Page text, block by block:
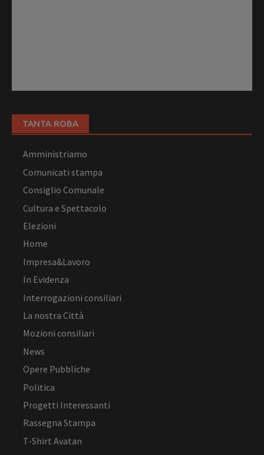
TANTA ROBA
Amministriamo
Comunicati stampa
Consiglio Comunale
Cultura e Spettacolo
Elezioni
Home
Impresa&Lavoro
In Evidenza
Interrogazioni consiliari
La nostra Città
Mozioni consiliari
News
Opere Pubbliche
Politica
Progetti Interessanti
Rassegna Stampa
T-Shirt Avatan